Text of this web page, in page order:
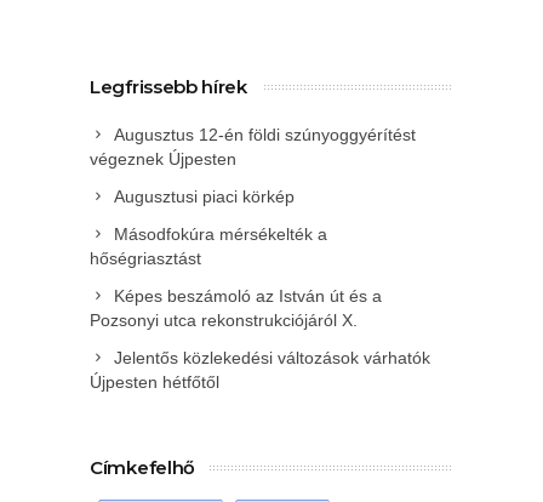
Legfrissebb hírek
Augusztus 12-én földi szúnyoggyérítést
végeznek Újpesten
Augusztusi piaci körkép
Másodfokúra mérsékelték a
hőségriasztást
Képes beszámoló az István út és a
Pozsonyi utca rekonstrukciójáról X.
Jelentős közlekedési változások várhatók
Újpesten hétfőtől
Címkefelhő